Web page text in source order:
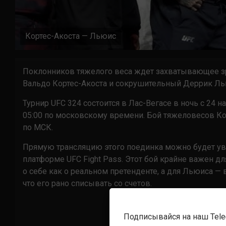
Кортес-Акоста — Льюис
Поклонников тяжелого веса ждет захватывающее
Вальдо Кортес-Акоста и сокрушительный Деррик
Турнир UFC 324 состоится в Лас-Вегасе в ночь с 24
05:00 по московскому времени. Бой тяжеловесов
по МСК.
Прямую трансляцию этого поединка можно будет
платформе UFC Fight Pass. Этот бой крайне важен
о себе как о реальном претенденте, а для Льюиса
что его рано списывать со счетов.
Подписывайся на наш